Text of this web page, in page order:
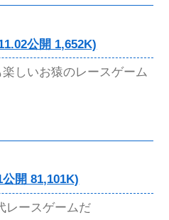
公開 1,652K)
しいお猿のレースゲーム
開 81,101K)
レースゲームだ